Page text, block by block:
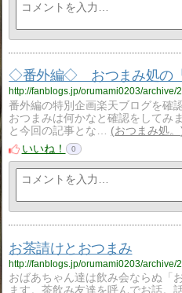
◇番外編◇ おつまみ処の「
http://fanblogs.jp/orumami0203/archive/
番外編の特別企画楽天ブログを確
おつまみは何かなと確認をしてみ
と今回の記事とな…
おつまみ処。
いいね！
0
お茶請けとおつまみ
http://fanblogs.jp/orumami0203/archive/
おばあちゃん達は飲み会ならぬ「
ます。茶飲み友達を呼んでお話。